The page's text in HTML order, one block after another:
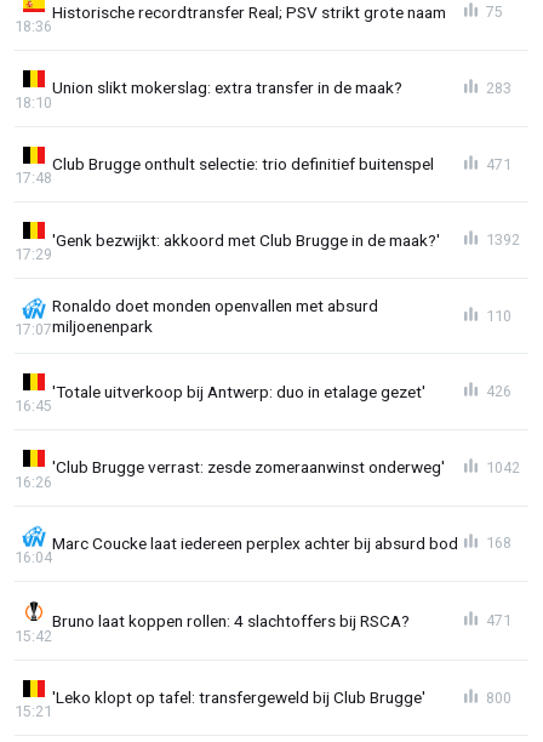
Historische recordtransfer Real; PSV strikt grote naam
18:36
75
Union slikt mokerslag: extra transfer in de maak?
18:10
283
Club Brugge onthult selectie: trio definitief buitenspel
17:48
471
'Genk bezwijkt: akkoord met Club Brugge in de maak?'
17:29
1392
Ronaldo doet monden openvallen met absurd
miljoenenpark
17:07
110
'Totale uitverkoop bij Antwerp: duo in etalage gezet'
16:45
426
'Club Brugge verrast: zesde zomeraanwinst onderweg'
16:26
1042
Marc Coucke laat iedereen perplex achter bij absurd bod
16:04
168
Bruno laat koppen rollen: 4 slachtoffers bij RSCA?
15:42
471
'Leko klopt op tafel: transfergeweld bij Club Brugge'
15:21
800